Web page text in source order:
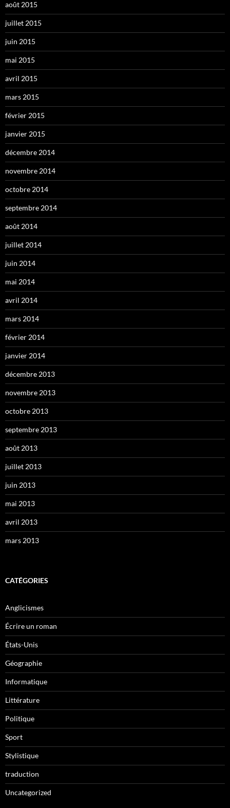
août 2015
juillet 2015
juin 2015
mai 2015
avril 2015
mars 2015
février 2015
janvier 2015
décembre 2014
novembre 2014
octobre 2014
septembre 2014
août 2014
juillet 2014
juin 2014
mai 2014
avril 2014
mars 2014
février 2014
janvier 2014
décembre 2013
novembre 2013
octobre 2013
septembre 2013
août 2013
juillet 2013
juin 2013
mai 2013
avril 2013
mars 2013
CATÉGORIES
Anglicismes
Écrire un roman
États-Unis
Géographie
Informatique
Littérature
Politique
Sport
Stylistique
traduction
Uncategorized